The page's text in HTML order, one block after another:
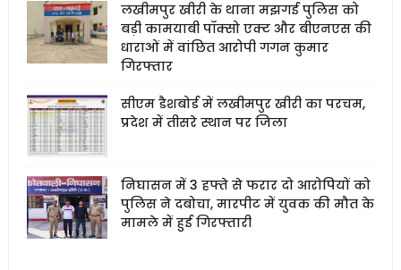
लखीमपुर खीरी के थाना मझगई पुलिस को
बड़ी कामयाबी पॉक्सो एक्ट और बीएनएस की
धाराओं में वांछित आरोपी गगन कुमार
गिरफ्तार
सीएम डैशबोर्ड में लखीमपुर खीरी का परचम,
प्रदेश में तीसरे स्थान पर जिला
निघासन में 3 हफ्ते से फरार दो आरोपियों को
पुलिस ने दबोचा, मारपीट में युवक की मौत के
मामले में हुई गिरफ्तारी